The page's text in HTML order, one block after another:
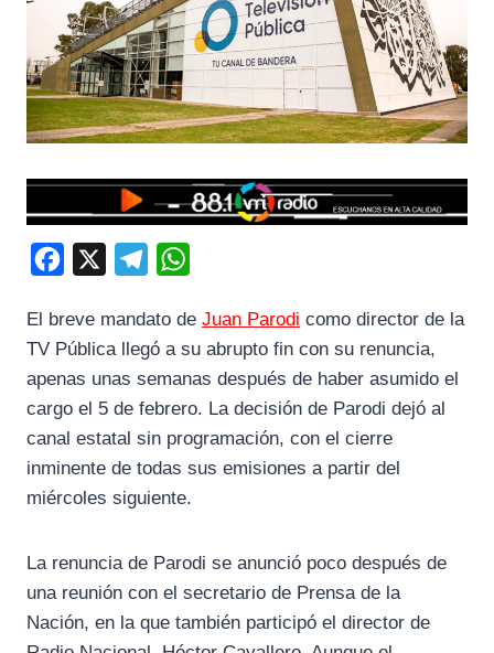
c
e
b
k
l
e
g
m
a
t
s
El breve mandato de Juan Parodi como director de la
TV Pública llegó a su abrupto fin con su renuncia,
apenas unas semanas después de haber asumido el
cargo el 5 de febrero. La decisión de Parodi dejó al
canal estatal sin programación, con el cierre
inminente de todas sus emisiones a partir del
miércoles siguiente.
La renuncia de Parodi se anunció poco después de
una reunión con el secretario de Prensa de la
Nación, en la que también participó el director de